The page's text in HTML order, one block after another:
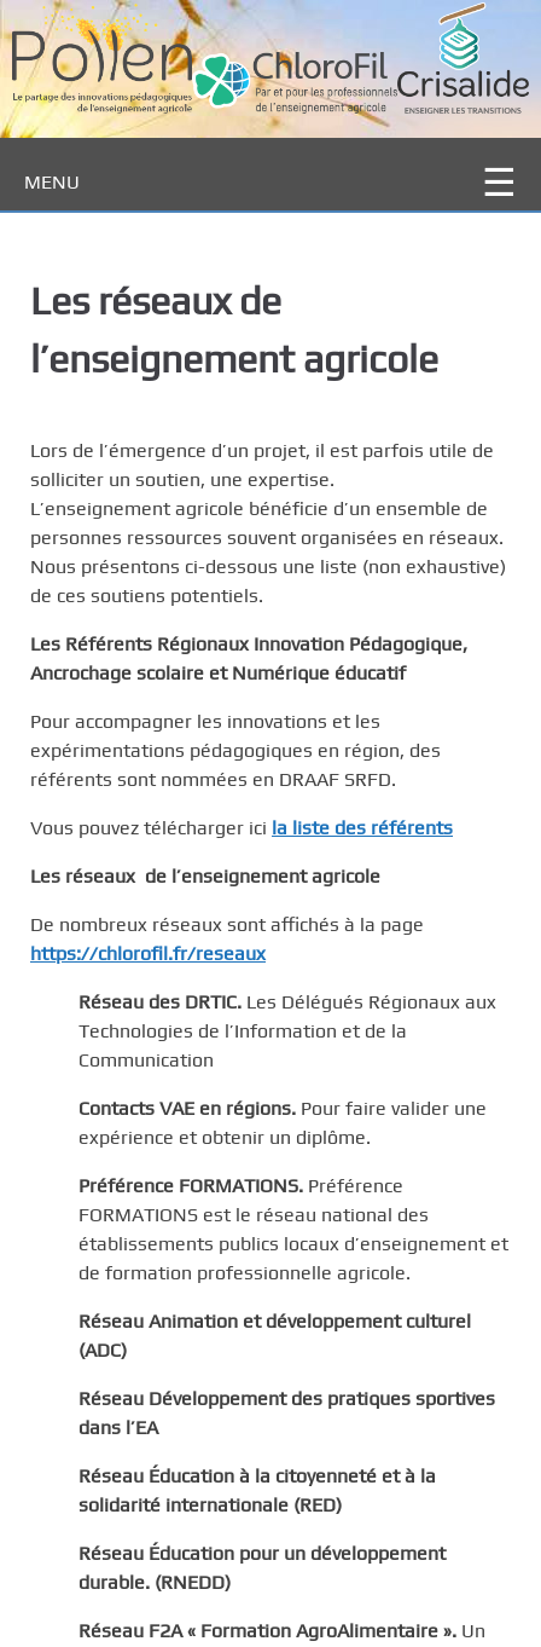
a
e
u
MENU
Les réseaux de
l’enseignement agricole
Lors de l’émergence d’un projet, il est parfois utile de
solliciter un soutien, une expertise.
L’enseignement agricole bénéficie d’un ensemble de
personnes ressources souvent organisées en réseaux.
Nous présentons ci-dessous une liste (non exhaustive)
de ces soutiens potentiels.
Les Référents Régionaux Innovation Pédagogique,
Ancrochage scolaire et Numérique éducatif
Pour accompagner les innovations et les
expérimentations pédagogiques en région, des
référents sont nommées en DRAAF SRFD.
Vous pouvez télécharger ici la liste des référents
Les réseaux de l’enseignement agricole
De nombreux réseaux sont affichés à la page
https://chlorofil.fr/reseaux
Réseau des DRTIC. Les Délégués Régionaux aux
Technologies de l’Information et de la
Communication
Contacts VAE en régions. Pour faire valider une
expérience et obtenir un diplôme.
Préférence FORMATIONS. Préférence
FORMATIONS est le réseau national des
établissements publics locaux d’enseignement et
de formation professionnelle agricole.
Réseau Animation et développement culturel
(ADC)
Réseau Développement des pratiques sportives
dans l’EA
Réseau Éducation à la citoyenneté et à la
solidarité internationale (RED)
Réseau Éducation pour un développement
durable. (RNEDD)
Réseau F2A « Formation AgroAlimentaire ». Un